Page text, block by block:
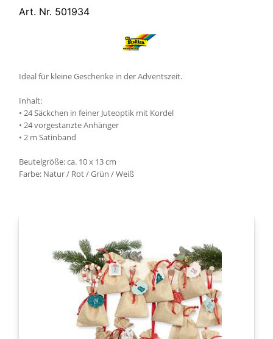
Art. Nr. 501934
Ideal für kleine Geschenke in der Adventszeit.
Inhalt:
• 24 Säckchen in feiner Juteoptik mit Kordel
• 24 vorgestanzte Anhänger
• 2 m Satinband
Beutelgröße: ca. 10 x 13 cm
Farbe: Natur / Rot / Grün / Weiß